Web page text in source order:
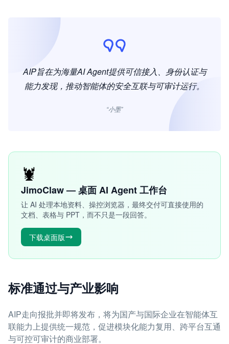
AIP旨在为海量AI Agent提供可信接入、身份认证与
能力发现，推动智能体的安全互联与可审计运行。
“小墨”
🦞
JimoClaw — 桌面 AI Agent 工作台
让 AI 处理本地资料、操控浏览器，最终交付可直接使用的
文档、表格与 PPT，而不只是一段回答。
下载桌面版
标准通过与产业影响
AIP走向报批并即将发布，将为国产与国际企业在智能体互
联能力上提供统一规范，促进模块化能力复用、跨平台互通
与可控可审计的商业部署。